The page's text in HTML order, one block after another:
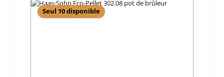
Seul 10 disponible